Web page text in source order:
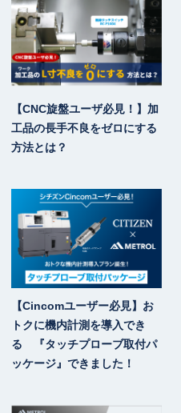
【CNC旋盤ユーザ必見！】加
工品の長手不良をゼロにする
方法とは？
【Cincomユーザー必見】お
トクに機内計測を導入でき
る 『タッチプローブ取付パ
ッケージ』できました！